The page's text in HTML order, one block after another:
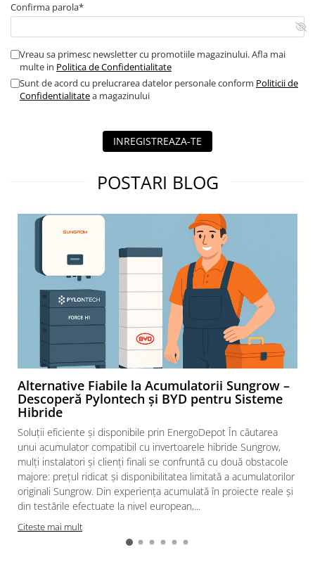
Confirma parola*
Vreau sa primesc newsletter cu promotiile magazinului. Afla mai
multe in Politica de Confidentialitate
Sunt de acord cu prelucrarea datelor personale conform Politicii de
Confidentialitatea magazinului
INREGISTREAZA-TE
POSTARI BLOG
Alternative Fiabile la Acumulatorii Sungrow –
Descoperă Pylontech și BYD pentru Sisteme
Hibride
Soluții eficiente și disponibile prin EnergoDepot În căutarea
unui acumulator compatibil cu invertoarele hibride Sungrow,
mulți instalatori și clienți finali se confruntă cu două obstacole
majore: prețul ridicat și disponibilitatea limitată a acumulatorilor
originali Sungrow. Din experiența acumulată în proiecte reale și
din testările efectuate la nivel european,...
Citeste mai mult